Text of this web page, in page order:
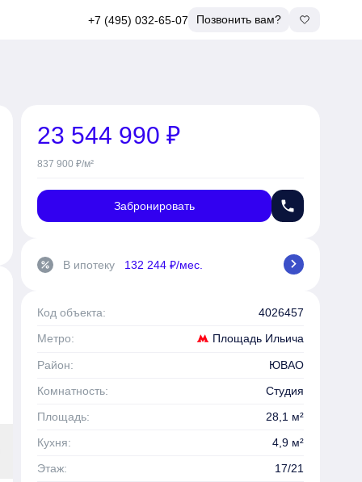
+7 (495) 032-65-07 Позвонить вам?
23 544 990 ₽
837 900 ₽/м²
Забронировать phone
percent В ипотеку 132 244 ₽/мес. chevron_right
Код объекта: 4026457
Метро: Площадь Ильича
Район:
ЮВАО
Комнатность:
Студия
Площадь:
28,1 м²
Кухня:
4,9 м²
Этаж:
17/21